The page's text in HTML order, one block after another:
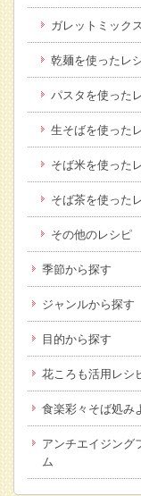
ガレットミック
乾麺を使ったレ
パスタを使った
生そばを使った
そば米を使った
そば茶を使った
その他のレシピ
季節から探す
ジャンルから探す
目的から探す
花ころも活用レシ
食楽彩々そば処み
アンチエイジング
ム